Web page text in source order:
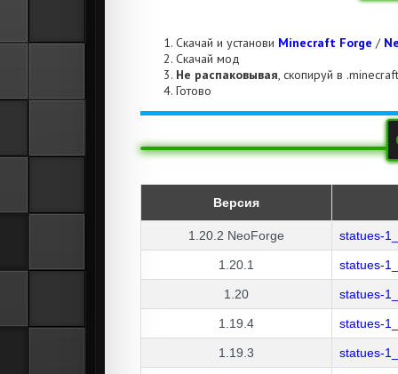
Скачай и установи Minecraft Forge /
Скачай мод
Не распаковывая, скопируй в
Готово
Версия
1.20.2 NeoForge statues-
1.20.1 statues-
1.20 statues-
1.19.4 statues-
1.19.3 statues-